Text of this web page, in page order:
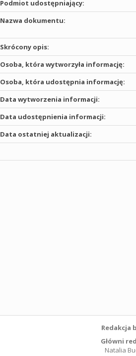
Podmiot udostępniający:
Nazwa dokumentu:
Skrócony opis:
Osoba, która wytworzyła informację:
Osoba, która udostępnia informację:
Data wytworzenia informacji:
Data udostępnienia informacji:
Data ostatniej aktualizacji:
Redakcja
Główni
Natalia